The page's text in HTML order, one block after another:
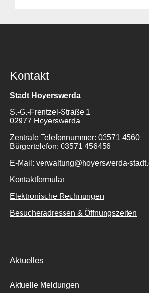
Kontakt
Stadt Hoyerswerda
S.-G.-Frentzel-Straße 1
02977 Hoyerswerda
Zentrale Telefonnummer: 03571 4560
Bürgertelefon: 03571 456456
E-Mail: verwaltung@hoyerswerda-
Kontaktformular
Elektronische Rechnungen
Besucheradressen & Öffnungszeiten
Aktuelles
Aktuelle Meldungen